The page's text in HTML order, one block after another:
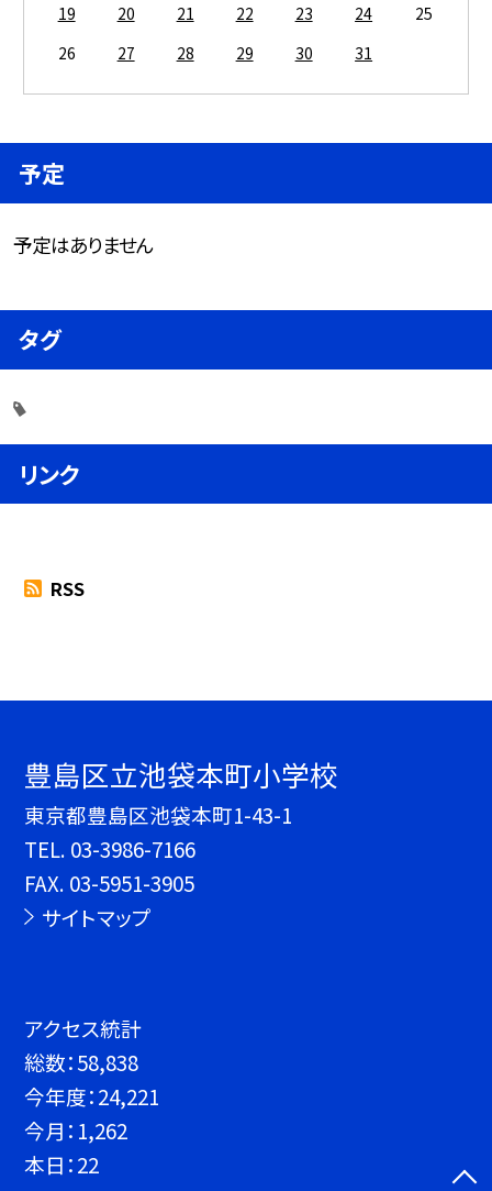
19
20 21 22 23 24
25
26
27 28 29 30 31
予定
予定はありません
タグ
リンク
RSS
豊島区立池袋本町小学校
東京都豊島区池袋本町1-43-1
TEL. 03-3986-7166
FAX. 03-5951-3905
サイトマップ
アクセス統計
総数：58,838
今年度：24,221
今月： 1,262
本日：22